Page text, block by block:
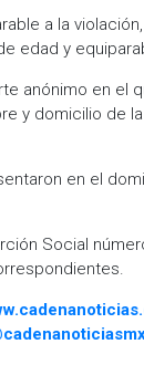
a la
edad y
anónimo en el
y domicilio de
en el
Social